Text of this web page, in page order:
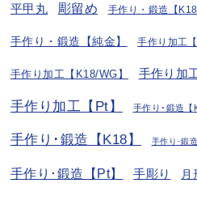
平甲丸 彫留め 手作り・鍛造【
手作り・鍛造【純金】 手作り加工
手作り加工【K18/WG】 手作り加
手作り加工【Pt】 手作り･鍛造【
手作り･鍛造【K18】 手作り･鍛
手作り･鍛造【Pt】 手彫り 月